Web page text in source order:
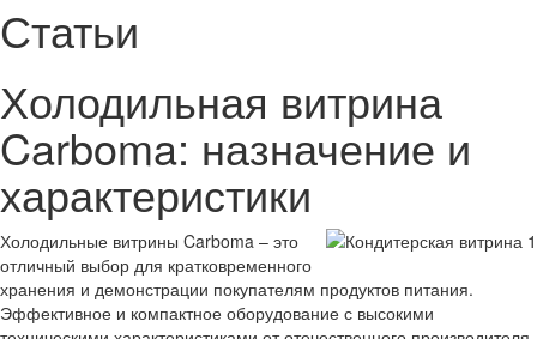
Статьи
Холодильная витрина
Carboma: назначение и
характеристики
Холодильные витрины Carboma – это
отличный выбор для кратковременного
хранения и демонстрации покупателям продуктов питания.
Эффективное и компактное оборудование с высокими